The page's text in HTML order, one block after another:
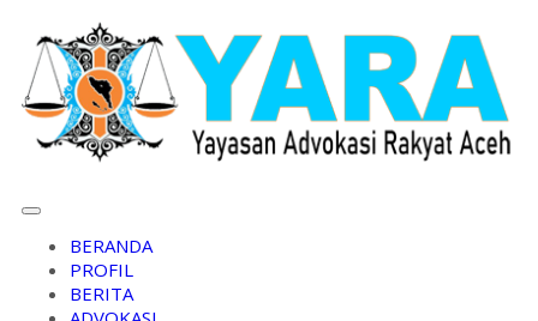
BERANDA
PROFIL
BERITA